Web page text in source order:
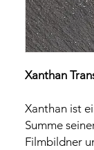
Xanthan
Xanthan ist
Summe
Filmbildner